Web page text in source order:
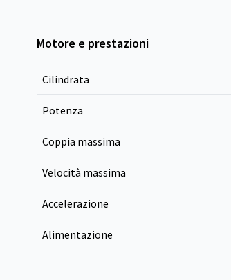
Motore e prestazioni
Cilindrata
Potenza
Coppia massima
Velocità massima
Accelerazione
Alimentazione